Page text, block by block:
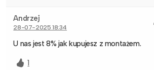
Andrzej
28-07-2025 18:34
U nas jest 8% jak kupujesz z montażem.
1